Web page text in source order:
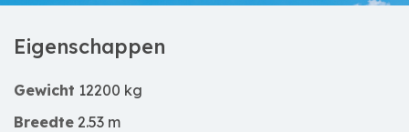
Eigenschappen
Gewicht 12200 kg
Breedte 2.53 m